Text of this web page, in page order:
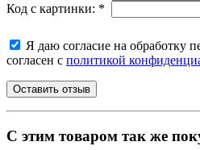
Код с картинки: *
Я даю согласие на обработку
согласен с политикой
C этим товаром так же